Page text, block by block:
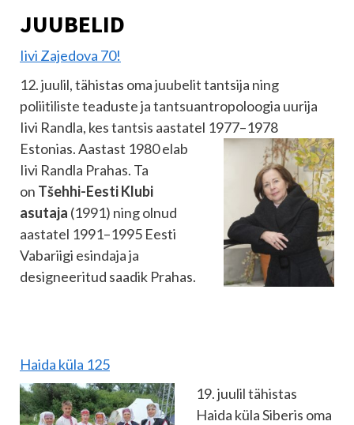
JUUBELID
Iivi Zajedova 70!
12. juulil, tähistas oma juubelit tantsija ning
poliitiliste teaduste ja tantsuantropoloogia uurija
Iivi Randla, kes tantsis aastatel 1977–1978
Estonias. Aastast 1980 elab
Iivi Randla Prahas. Ta
on Tšehhi-Eesti Klubi
asutaja (1991) ning olnud
aastatel 1991–1995 Eesti
Vabariigi esindaja ja
designeeritud saadik Prahas.
Haida küla 125
19. juulil tähistas
Haida küla Siberis oma